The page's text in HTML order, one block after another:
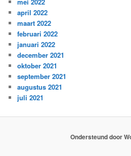
april 2022
maart 2022
februari 2022
januari 2022
december 2021
oktober 2021
september 2021
augustus 2021
juli 2021
Ondersteund door